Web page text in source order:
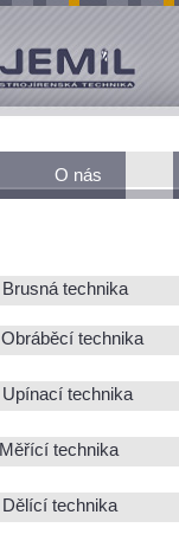
O nás
Brusná technika
Obráběcí technika
Upínací technika
Měřící technika
Dělící technika